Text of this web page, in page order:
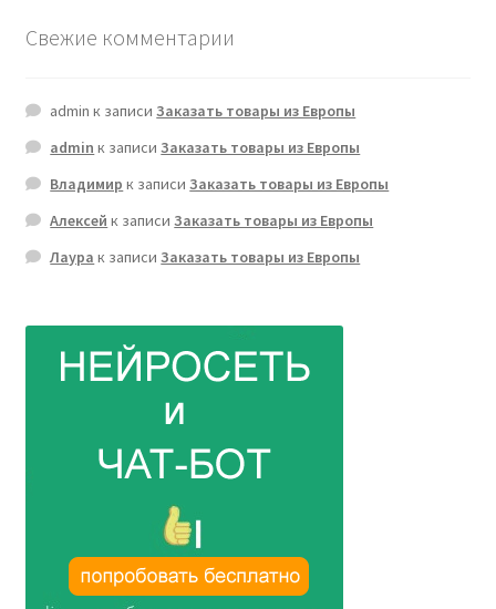
Свежие комментарии
admin к записиЗаказать товары из Европы
admin к записиЗаказать товары из Европы
Владимир к записиЗаказать товары из Европы
Алексей к записиЗаказать товары из Европы
Лаура к записиЗаказать товары из Европы